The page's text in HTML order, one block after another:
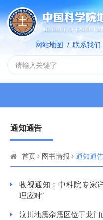
网站地图 / 联系我们
通知通告
首页 图书情报 通知通告
收视通知：中科院专家
理应对”
汶川地震余震区位于龙门